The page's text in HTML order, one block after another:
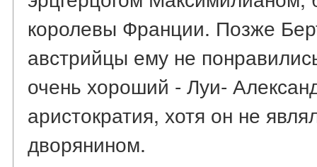
королевы Франции. Позже
австрийцы ему не
очень хороший - Луи-
аристократия, хотя он не
дворянином.